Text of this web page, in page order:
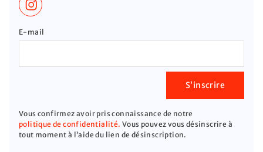
If you
ignore
E-mail
S’inscrire
Vous confirmez avoir pris connaissance de notre
politique de confidentialité. Vous pouvez vous désinscrire à
tout moment à l’aide du lien de désinscription.